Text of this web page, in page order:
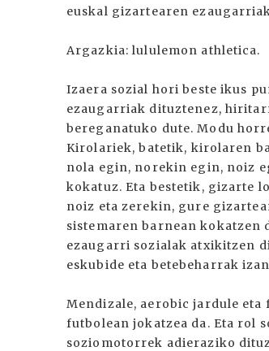
euskal gizartearen
Argazkia: lululemon athletica.
Izaera sozial hori beste ikus
ezaugarriak dituztenez,
bereganatuko dute. Modu
Kirolariek, batetik, kirolaren
nola egin, norekin egin, noiz
kokatuz. Eta bestetik, gizarte
noiz eta zerekin, gure
sistemaren barnean
ezaugarri sozialak atxikitzen
eskubide eta betebeharrak
Mendizale, aerobic jardule
futbolean jokatzea da. Eta rol
soziomotorrek adieraziko